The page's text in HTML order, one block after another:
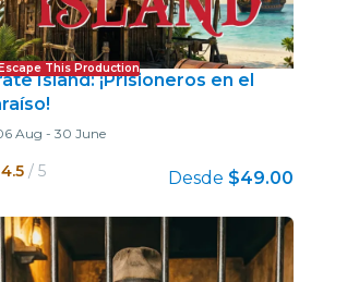
This Production
Island: ¡Prisioneros en el
Aug - 30 June
4.5 / 5 Desde $49.00